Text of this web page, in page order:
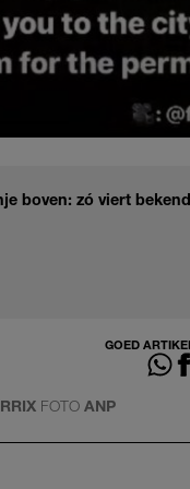
boven: zó viert
GOED
FOTO ANP